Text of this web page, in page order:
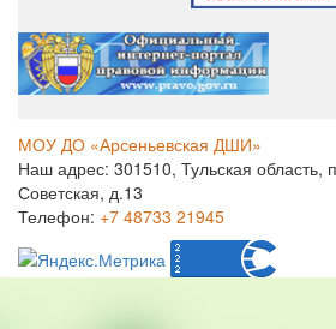
МОУ ДО «Арсеньевская ДШИ»
Наш адрес: 301510, Тульская область,
Советская, д.13
Телефон: +7 48733 21945